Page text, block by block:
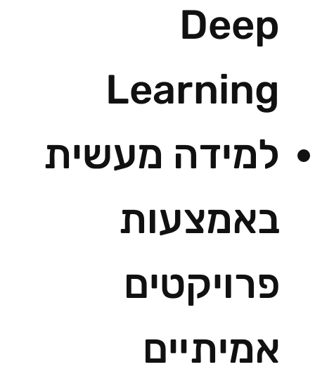
Deep
Learning
למידה מעשית
באמצעות
פרויקטים
אמיתיים